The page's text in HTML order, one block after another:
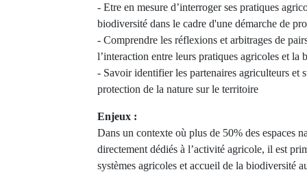
- Etre en mesure d’interroger ses pratiques
biodiversité dans le cadre d'une démarche de
- Comprendre les réflexions et arbitrages de
l’interaction entre leurs pratiques agricoles et la
- Savoir identifier les partenaires agriculteurs et
protection de la nature sur le territoire
Enjeux :
Dans un contexte où plus de 50% des espaces
directement dédiés à l’activité agricole, il est
systèmes agricoles et accueil de la biodiversité